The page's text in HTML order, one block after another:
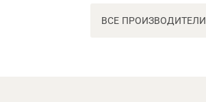
ВСЕ ПРОИЗВОДИТЕЛИ